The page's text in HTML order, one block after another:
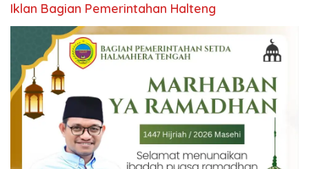
Iklan Bagian Pemerintahan Halteng